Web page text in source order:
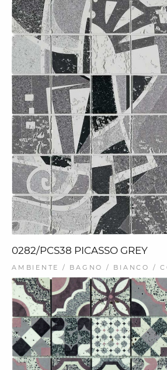
0282/PCS38 PICASSO GREY
AMBIENTE / BAGNO / BIANCO /